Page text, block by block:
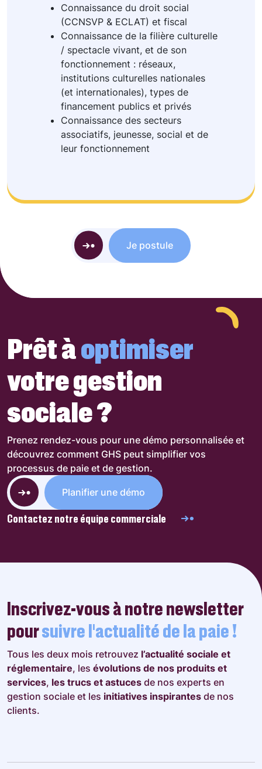
Connaissance du droit social
(CCNSVP & ECLAT) et fiscal
Connaissance de la filière culturelle
/ spectacle vivant, et de son
fonctionnement : réseaux,
institutions culturelles nationales
(et internationales), types de
financement publics et privés
Connaissance des secteurs
associatifs, jeunesse, social et de
leur fonctionnement
Je postule
Prêt àoptimiser
votre gestion
sociale ?
Prenez rendez-vous pour une démo personnalisée et
découvrez comment GHS peut simplifier vos
processus de paie et de gestion.
Planifier une démo
Contactez notre équipe commerciale
Inscrivez-vous à notre newsletter
poursuivre l’actualité de la paie !
Tous les deux mois retrouvez l’actualité sociale et
réglementaire, les évolutions de nos produits et
services, les trucs et astuces de nos experts en
gestion sociale et les initiatives inspirantes de nos
clients.